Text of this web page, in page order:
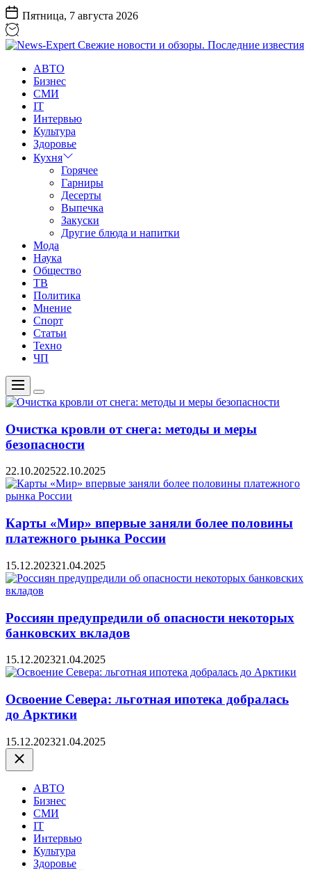
Перейти
к
содержанию
Пятница, 7 августа 2026
Expert
Свежие
новости
обзоры.
Последние
известия
АВТО
Бизнес
СМИ
IT
Интервью
Культура
Здоровье
Кухня
Горячее
Гарниры
Десерты
Выпечка
Закуски
Другие блюда и напитки
Мода
Наука
Общество
ТВ
Политика
Мнение
Спорт
Статьи
Техно
ЧП
Меню
Цвет
переключателя
Очистка кровли от снега: методы и меры
безопасности
22.10.202522.10.2025
Карты «Мир» впервые заняли более половины
платежного рынка России
15.12.202321.04.2025
Россиян предупредили об опасности некоторых
банковских вкладов
15.12.202321.04.2025
Освоение Севера: льготная ипотека добралась
до Арктики
15.12.202321.04.2025
Закрыть
АВТО
Бизнес
СМИ
IT
Интервью
Культура
Здоровье